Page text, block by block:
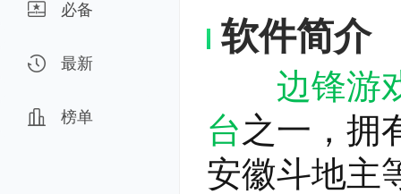
必备
最新
榜单
软件简介
边锋游
台之一，拥
安徽斗地主